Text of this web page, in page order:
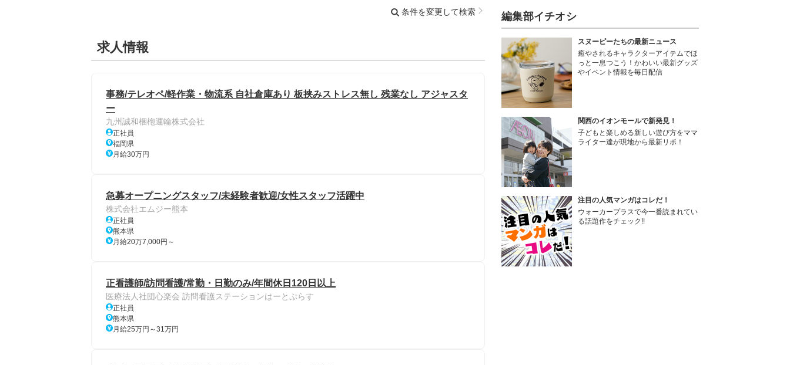
条件を変更して検索
求人情報
事務/テレオペ/軽作業・物流系 自社倉庫あり 板挟みストレス無し 残業なし アジャスタ
ー
九州誠和梱枹運輸株式会社
正社員
福岡県
月給30万円
急募オープニングスタッフ/未経験者歓迎/女性スタッフ活躍中
株式会社エムジー熊本
正社員
熊本県
月給20万7,000円～
正看護師/訪問看護/常勤・日勤のみ/年間休日120日以上
医療法人社団心楽会 訪問看護ステーションはーとぷらす
正社員
熊本県
月給25万円～31万円
編集部イチオシ
スヌーピーたちの最新ニュース
癒やされるキャラクターアイテムでほ
っと一息つこう！かわいい最新グッズ
やイベント情報を毎日配信
関西のイオンモールで新発見！
子どもと楽しめる新しい遊び方をママ
ライター達が現地から最新リポ！
注目の人気マンガはコレだ！
ウォーカープラスで今一番読まれてい
る話題作をチェック!!